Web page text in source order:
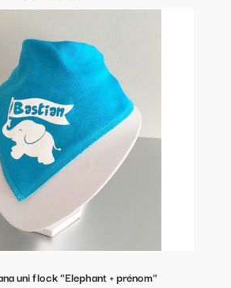
uni flock "Elephant + prénom"